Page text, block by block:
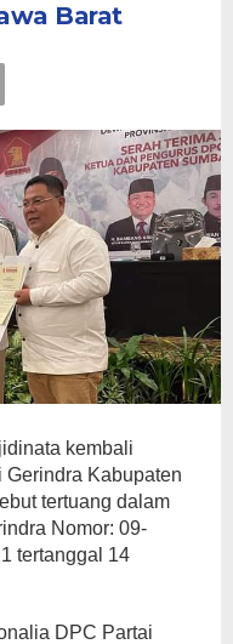
Barat
kembali
Kabupaten
tertuang dalam
Nomor: 09-
tertanggal 14
DPC Partai